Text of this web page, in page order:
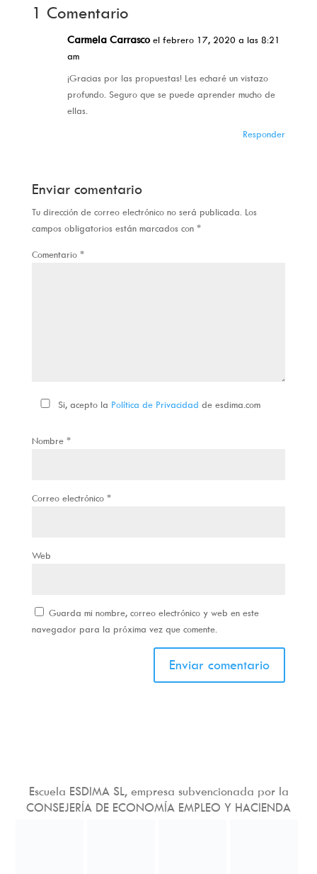
1 Comentario
Carmela Carrasco el febrero 17, 2020 a las 8:21
am
¡Gracias por las propuestas! Les echaré un vistazo
profundo. Seguro que se puede aprender mucho de
ellas.
Responder
Enviar comentario
Tu dirección de correo electrónico no será publicada. Los
campos obligatorios están marcados con *
Comentario *
Si, acepto la Política de Privacidad de esdima.com
Nombre *
Correo electrónico *
Web
Guarda mi nombre, correo electrónico y web en este
navegador para la próxima vez que comente.
Escuela ESDIMA SL, empresa subvencionada por la
CONSEJERÍA DE ECONOMÍA EMPLEO Y HACIENDA